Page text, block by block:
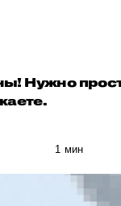
Нужно
1 мин